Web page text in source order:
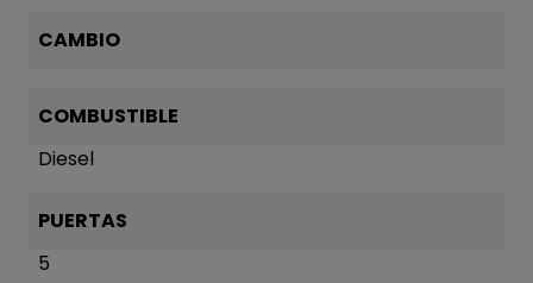
CAMBIO
COMBUSTIBLE
Diesel
PUERTAS
5